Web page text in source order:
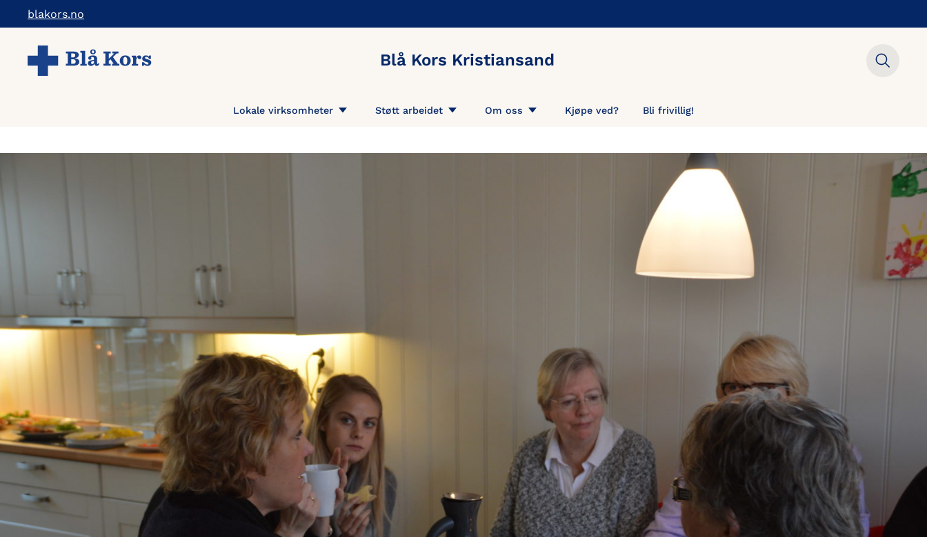
Hopp
til
hovedinnholdet
blakors.no
Blå Kors Kristiansand
Lokale virksomheter Støtt arbeidet Om oss Kjøpe ved? Bli frivillig!